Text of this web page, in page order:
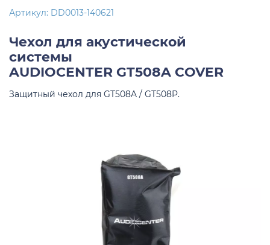
Артикул: DD0013-140621
Чехол для акустической
системы
AUDIOCENTER GT508A COVER
Защитный чехол для GT508A / GT508P.